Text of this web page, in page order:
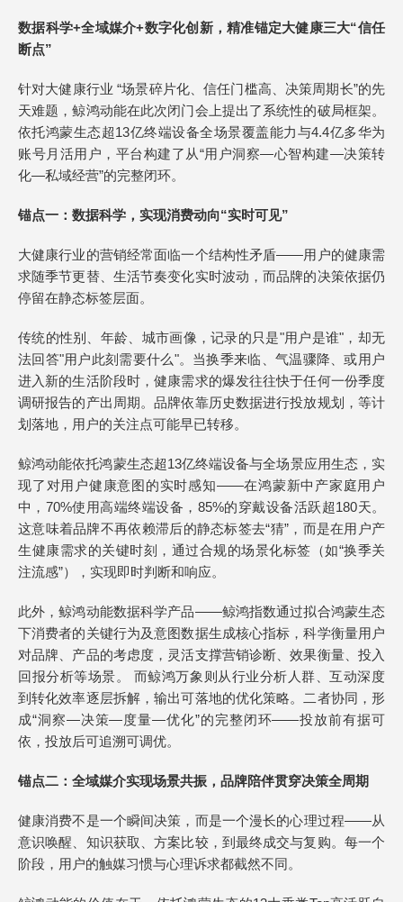
数据科学+全域媒介+数字化创新，精准锚定大健康三大“信任
断点”
针对大健康行业 “场景碎片化、信任门槛高、决策周期长”的先
天难题，鲸鸿动能在此次闭门会上提出了系统性的破局框架。
依托鸿蒙生态超13亿终端设备全场景覆盖能力与4.4亿多华为
账号月活用户，平台构建了从“用户洞察—心智构建—决策转
化—私域经营”的完整闭环。
锚点一：数据科学，实现消费动向“实时可见”
大健康行业的营销经常面临一个结构性矛盾——用户的健康需
求随季节更替、生活节奏变化实时波动，而品牌的决策依据仍
停留在静态标签层面。
传统的性别、年龄、城市画像，记录的只是"用户是谁"，却无
法回答"用户此刻需要什么"。当换季来临、气温骤降、或用户
进入新的生活阶段时，健康需求的爆发往往快于任何一份季度
调研报告的产出周期。品牌依靠历史数据进行投放规划，等计
划落地，用户的关注点可能早已转移。
鲸鸿动能依托鸿蒙生态超13亿终端设备与全场景应用生态，实
现了对用户健康意图的实时感知——在鸿蒙新中产家庭用户
中，70%使用高端终端设备，85%的穿戴设备活跃超180天。
这意味着品牌不再依赖滞后的静态标签去“猜”，而是在用户产
生健康需求的关键时刻，通过合规的场景化标签（如“换季关
注流感”），实现即时判断和响应。
此外，鲸鸿动能数据科学产品——鲸鸿指数通过拟合鸿蒙生态
下消费者的关键行为及意图数据生成核心指标，科学衡量用户
对品牌、产品的考虑度，灵活支撑营销诊断、效果衡量、投入
回报分析等场景。 而鲸鸿万象则从行业分析人群、互动深度
到转化效率逐层拆解，输出可落地的优化策略。二者协同，形
成“洞察—决策—度量—优化”的完整闭环——投放前有据可
依，投放后可追溯可调优。
锚点二：全域媒介实现场景共振，品牌陪伴贯穿决策全周期
健康消费不是一个瞬间决策，而是一个漫长的心理过程——从
意识唤醒、知识获取、方案比较，到最终成交与复购。每一个
阶段，用户的触媒习惯与心理诉求都截然不同。